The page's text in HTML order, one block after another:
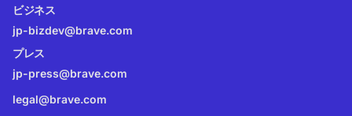
ビジネス
jp-bizdev@brave.com
プレス
jp-press@brave.com
legal@brave.com